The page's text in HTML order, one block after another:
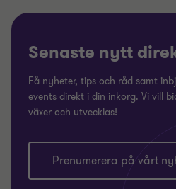
Läs mer
Senaste nytt
Få nyheter, tips och råd samt
events direkt i din inkorg. Vi vill
växer och utvecklas!
Prenumerera på vårt